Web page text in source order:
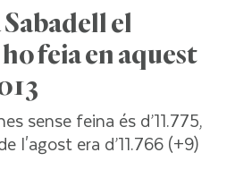
el
feia en aquest
sense feina és d’11.775,
l'agost era d’11.766 (+9)